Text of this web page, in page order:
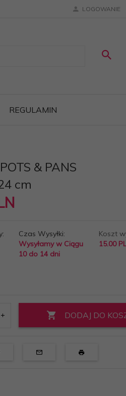
LOGOWANIE
REGULAMIN
& PANS
cm
Czas Wysyłki:
Wysyłamy w Ciągu
10 do 14 dni
Koszt
15.00
DODAJ DO